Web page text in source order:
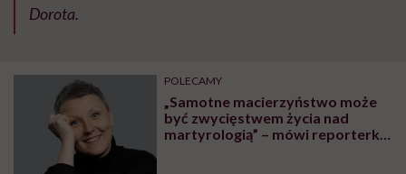
Dorota.
POLECAMY
„Samotne macierzyństwo może
być zwycięstwem życia nad
martyrologią” – mówi reporterka